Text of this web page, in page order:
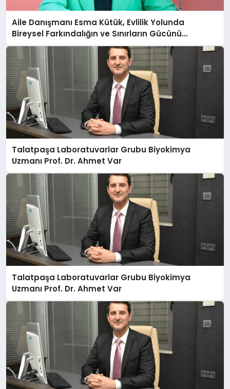
Aile Danışmanı Esma Kütük, Evlilik Yolunda
Bireysel Farkındalığın ve Sınırların Gücünü
Anlatıyor
Talatpaşa Laboratuvarlar Grubu Biyokimya
Uzmanı Prof. Dr. Ahmet Var
Talatpaşa Laboratuvarlar Grubu Biyokimya
Uzmanı Prof. Dr. Ahmet Var